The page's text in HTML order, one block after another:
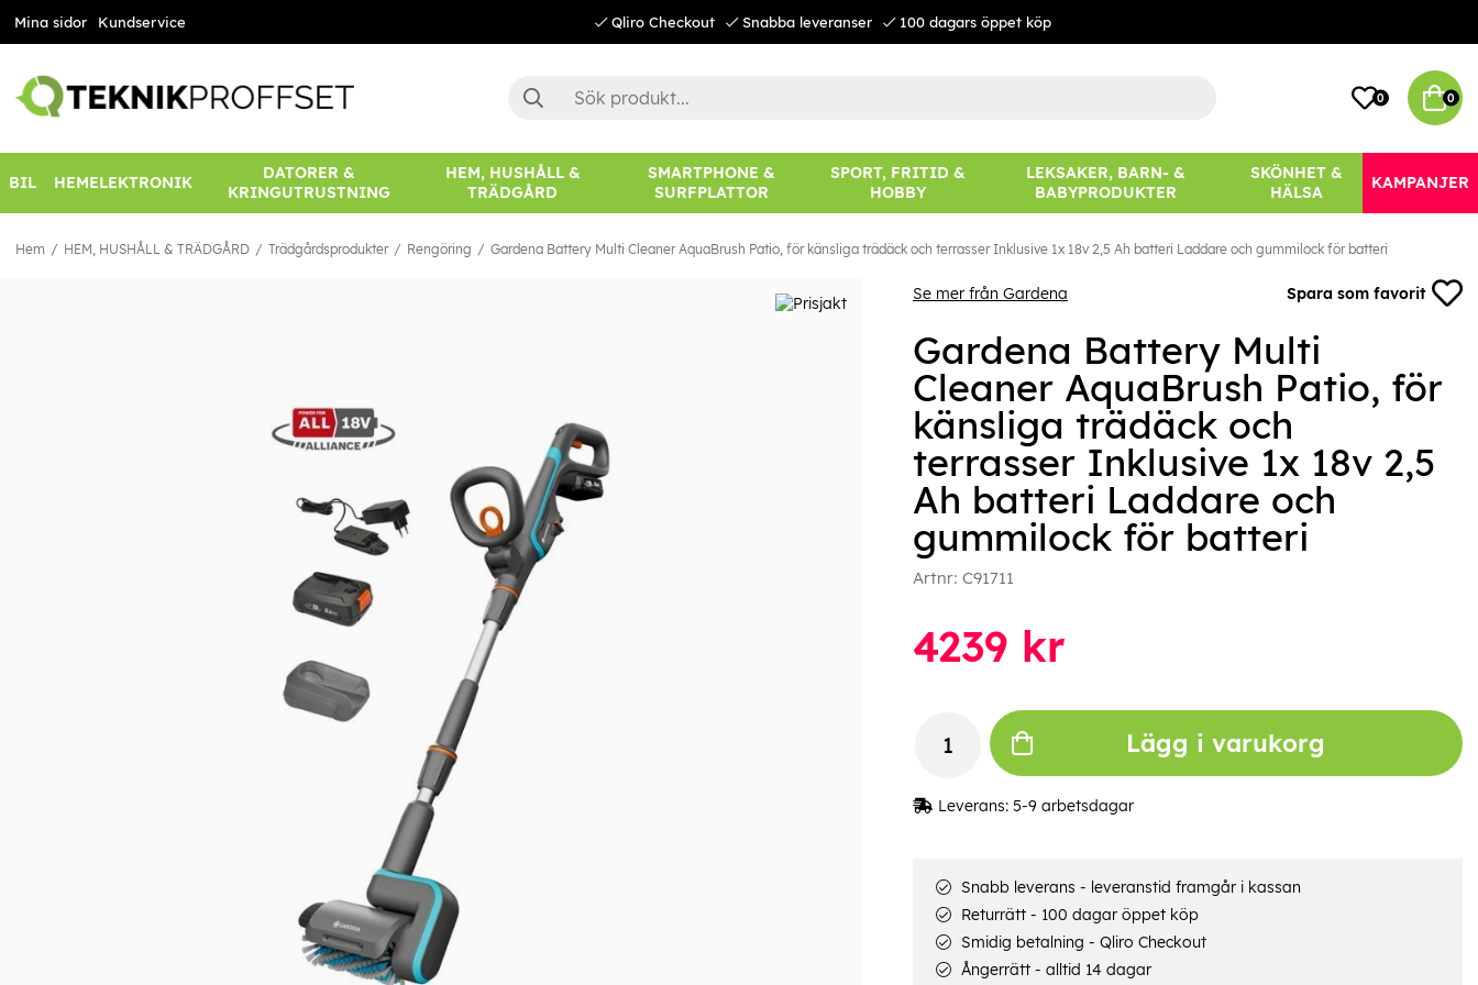
Mina sidor Kundservice Qliro Checkout Snabba leveranser 100 dagars öppet köp
0 0
BIL HEMELEKTRONIK
DATORER &
KRINGUTRUSTNING
HEM, HUSHÅLL &
TRÄDGÅRD
SMARTPHONE &
SURFPLATTOR
SPORT, FRITID &
HOBBY
LEKSAKER, BARN- &
BABYPRODUKTER
SKÖNHET &
HÄLSA
KAMPANJER
Hem HEM, HUSHÅLL & TRÄDGÅRD Trädgårdsprodukter Rengöring Gardena Battery Multi Cleaner AquaBrush Patio, för känsliga trädäck och terrasser Inklusive 1x 18v 2,5 Ah batteri Laddare och gummilock för batteri
Se mer från Gardena Spara som favorit
Gardena Battery Multi
Cleaner AquaBrush Patio, för
känsliga trädäck och
terrasser Inklusive 1x 18v 2,5
Ah batteri Laddare och
gummilock för batteri
Artnr: C91711
4239 kr
Lägg i varukorg
Leverans: 5-9 arbetsdagar
Snabb leverans - leveranstid framgår i kassan
Returrätt - 100 dagar öppet köp
Smidig betalning - Qliro Checkout
Ångerrätt - alltid 14 dagar